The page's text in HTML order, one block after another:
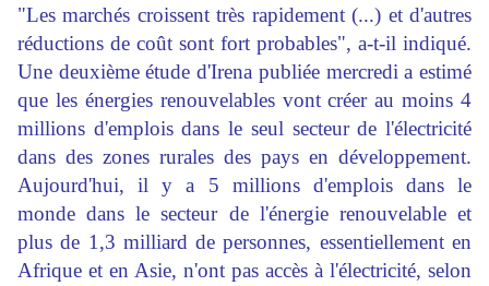
"Les marchés croissent très rapidement (...) et d'autres
réductions de coût sont fort probables", a-t-il indiqué.
Une deuxième étude d'Irena publiée mercredi a estimé
que les énergies renouvelables vont créer au moins 4
millions d'emplois dans le seul secteur de l'électricité
dans des zones rurales des pays en développement.
Aujourd'hui, il y a 5 millions d'emplois dans le
monde dans le secteur de l'énergie renouvelable et
plus de 1,3 milliard de personnes, essentiellement en
Afrique et en Asie, n'ont pas accès à l'électricité, selon